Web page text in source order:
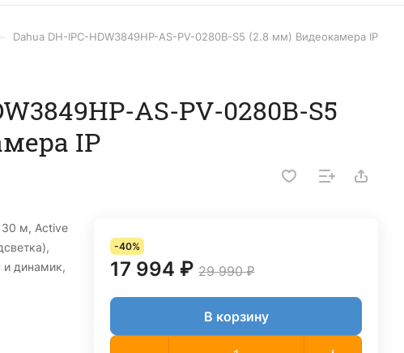
Dahua DH-IPC-HDW3849HP-AS-PV-0280B-S5 (2.8 мм) Видеокамера IP
AS-PV-0280B-S5
IP
м, Active
и динамик,
-40%
17 994 ₽ 29 990 ₽
В корзину